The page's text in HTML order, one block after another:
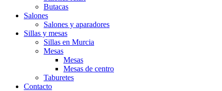
Butacas
Salones
Salones y aparadores
Sillas y mesas
Sillas en Murcia
Mesas
Mesas
Mesas de centro
Taburetes
Contacto